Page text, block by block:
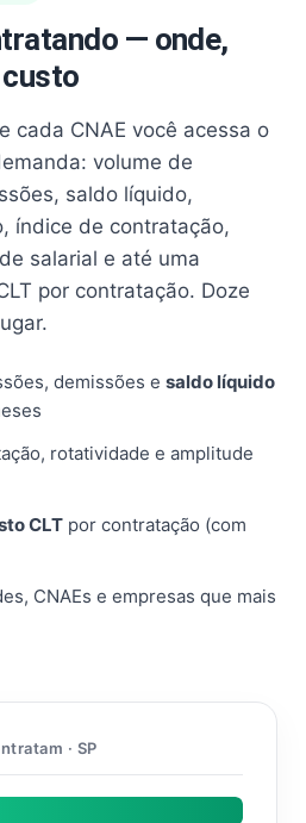
— onde,
custo
cada CNAE você acessa o
volume de
saldo líquido,
índice de contratação,
salarial e até uma
por contratação. Doze
demissões e saldo líquido
rotatividade e amplitude
CLT por contratação (com
CNAEs e empresas que mais
· SP